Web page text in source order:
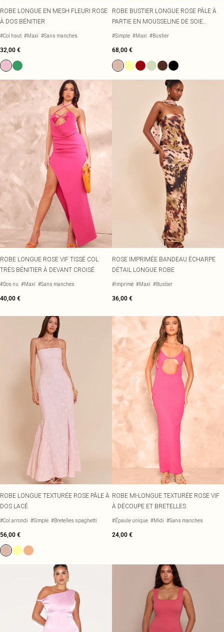
ROBE LONGUE EN MESH FLEURI ROSE
À DOS BÉNITIER
#Col haut #Maxi #Sans manches
32,00 €
ROBE BUSTIER LONGUE ROSE PÂLE À
PARTIE EN MOUSSELINE DE SOIE
PLISSÉE
#Simple #Maxi #Bustier
68,00 €
ROBE LONGUE ROSE VIF TISSÉ COL
TRÈS BÉNITIER À DEVANT CROISÉ
#Dos nu #Maxi #Sans manches
40,00 €
ROSE IMPRIMÉE BANDEAU ÉCHARPE
DÉTAIL LONGUE ROBE
#Imprimé #Maxi #Bustier
36,00 €
ROBE LONGUE TEXTURÉE ROSE PÂLE À
DOS LACÉ
#Col arrondi #Simple #Bretelles spaghetti
56,00 €
ROBE MI-LONGUE TEXTURÉE ROSE VIF
À DÉCOUPE ET BRETELLES
#Épaule unique #Midi #Sans manches
24,00 €